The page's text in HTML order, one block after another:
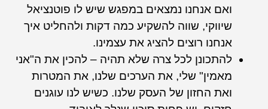
ואם אנחנו נמצאים במפגש שיש לו פוטנציאל
שיווקי, שווה להשקיע כמה דקות ולהחליט איך
אנחנו רוצים להציג את עצמינו.
להתכונן לכל צרה שלא תהיה – להכין את ה"אני
מאמין" שלי, את הערכים שלנו, את המטרות
ואת החזון של העסק שלנו. כשיש לנו עוגנים